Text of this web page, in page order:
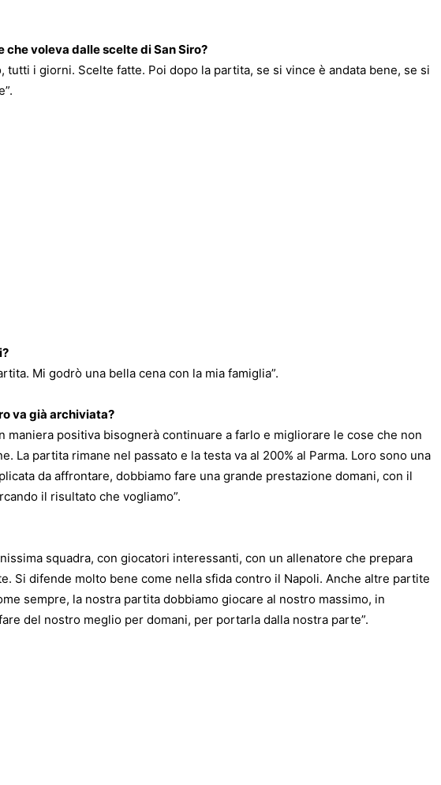
che voleva dalle scelte di San Siro?
tutti i giorni. Scelte fatte. Poi dopo la partita, se si vince è andata bene, se si
Mi godrò una bella cena con la mia famiglia”.
va già archiviata?
maniera positiva bisognerà continuare a farlo e migliorare le cose che non
La partita rimane nel passato e la testa va al 200% al Parma. Loro sono una
da affrontare, dobbiamo fare una grande prestazione domani, con il
il risultato che vogliamo”.
squadra, con giocatori interessanti, con un allenatore che prepara
Si difende molto bene come nella sfida contro il Napoli. Anche altre partite
sempre, la nostra partita dobbiamo giocare al nostro massimo, in
del nostro meglio per domani, per portarla dalla nostra parte”.